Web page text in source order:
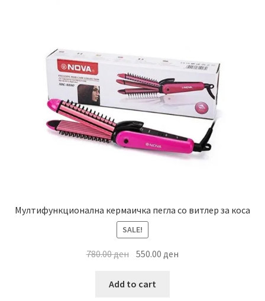
Мултифункционална кермаичка пегла со витлер за коса
SALE!
780.00ден Original
was:
550.00ден
Add to cart